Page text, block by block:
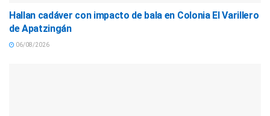
Hallan cadáver con impacto de bala en Colonia El Varillero
de Apatzingán
06/08/2026